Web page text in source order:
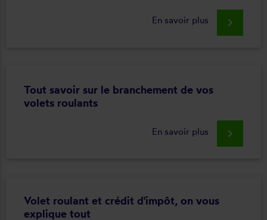
En savoir plus keyboard_arrow_right
Tout savoir sur le branchement de vos
volets roulants
En savoir plus keyboard_arrow_right
Volet roulant et crédit d'impôt, on vous
explique tout